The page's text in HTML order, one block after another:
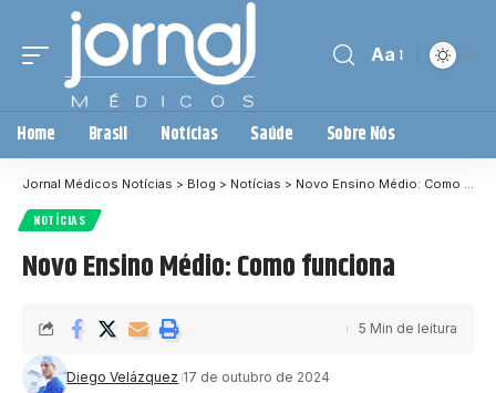
Aa
Home Brasil Notícias Saúde Sobre Nós
Jornal Médicos Notícias > Blog > Notícias > Novo Ensino Médio: Como funciona
NOTÍCIAS
Novo Ensino Médio: Como funciona
Diego Velázquez 17 de outubro de 2024
5 Min de leitura